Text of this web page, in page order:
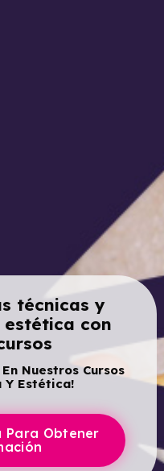
técnicas y
con
Nuestros Cursos
Y Estética!
Para Obtener